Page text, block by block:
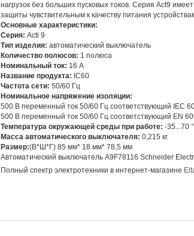
нагрузок без больших пусковых токов. Серия Act9
защиты чувствительным к качеству питания
Основные характеристики:
Серия: Acti 9
Тип изделия: автоматический выключатель
Количество полюсов: 1 полюса
Номинальный ток: 16 А
Название продукта: IC60
Частота сети: 50/60 Гц
Номинальное напряжение изоляции:
500 В переменный ток 50/60 Гц соответствующий IEC
500 В переменный ток 50/60 Гц соответствующий EN
Температура окружающей среды при работе: -35...70
Масса автоматического выключателя: 0,215 кг
Размер:(В*Ш*Г) 85 мм* 18 мм* 78,5 мм
Автоматический выключатель A9F78116 Schneider
Полный спектр электротехники в интернет-магазине